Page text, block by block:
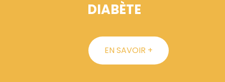
DIABÈTE
EN SAVOIR +